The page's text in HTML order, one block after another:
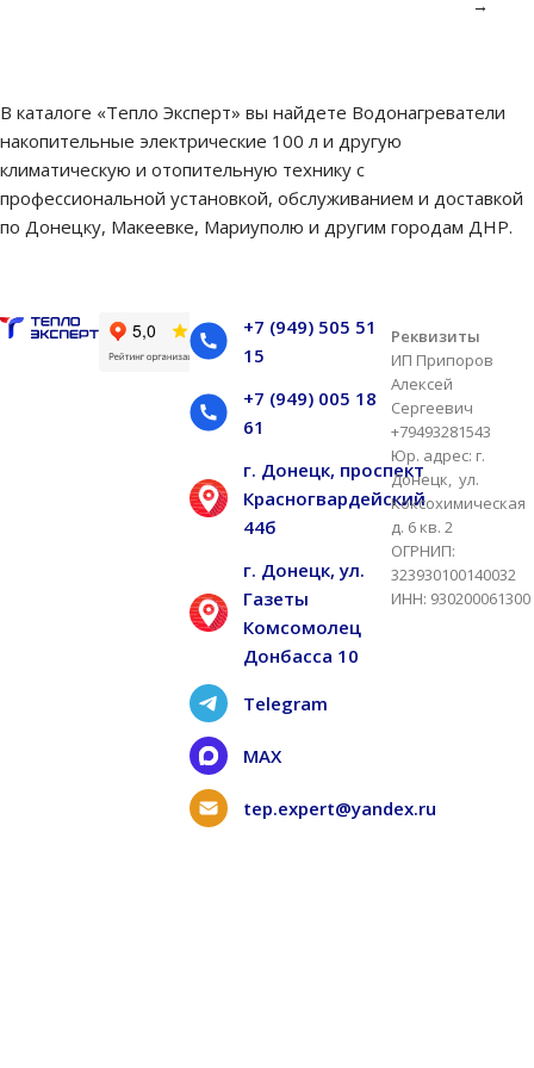
→
В каталоге «Тепло Эксперт» вы найдете Водонагреватели
накопительные электрические 100 л и другую
климатическую и отопительную технику с
профессиональной установкой, обслуживанием и доставкой
по Донецку, Макеевке, Мариуполю и другим городам ДНР.
+7 (949) 505 51
15
+7 (949) 005 18
61
г. Донецк, проспект
Красногвардейский
44б
г. Донецк, ул.
Газеты
Комсомолец
Донбасса 10
Telegram
MAX
tep.expert@yandex.ru
Реквизиты
ИП Припоров
Алексей
Сергеевич
+79493281543
Юр. адрес: г.
Донецк, ул.
Коксохимическая
д. 6 кв. 2
ОГРНИП:
323930100140032
ИНН: 930200061300